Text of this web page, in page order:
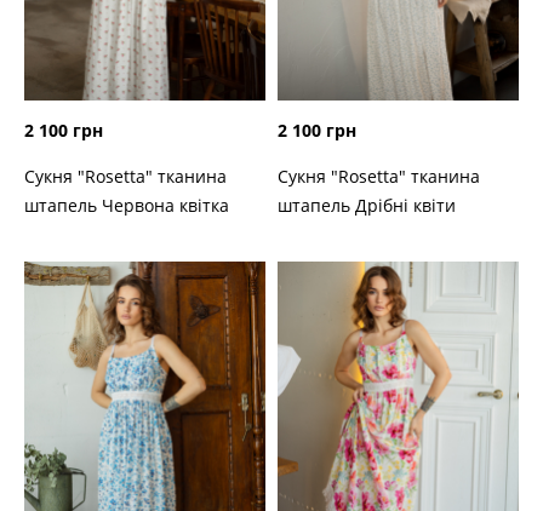
2 100 грн
Сукня "Rosetta" тканина
штапель Червона квітка
2 100 грн
Сукня "Rosetta" тканина
штапель Дрібні квіти